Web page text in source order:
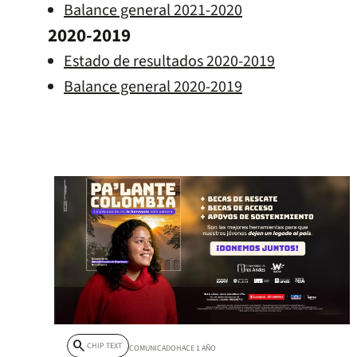
Balance general 2021-2020
2020-2019
Estado de resultados 2020-2019
Balance general 2020-2019
search CHIP TEXT COMUNICADOHACE 1 AÑO